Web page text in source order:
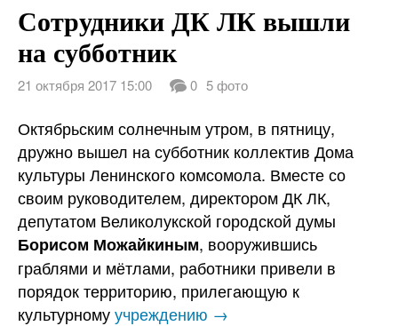
Сотрудники ДК ЛК вышли
на субботник
21 октября 2017 15:00 0 5 фото
Октябрьским солнечным утром, в пятницу,
дружно вышел на субботник коллектив Дома
культуры Ленинского комсомола. Вместе со
своим руководителем, директором ДК ЛК,
депутатом Великолукской городской думы
Борисом Можайкиным, вооружившись
граблями и мётлами, работники привели в
порядок территорию, прилегающую к
культурномуучреждению →